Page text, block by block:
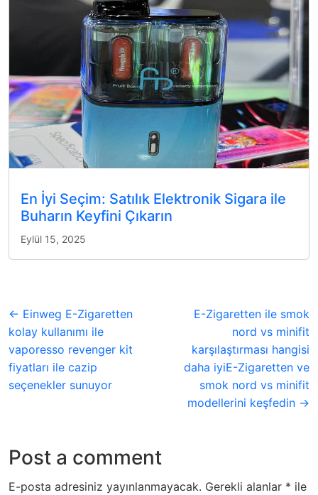
En İyi Seçim: Satılık Elektronik Sigara ile
Buharın Keyfini Çıkarın
Eylül 15, 2025
← Einweg E-Zigaretten
kolay kullanımı ile
vaporesso revenger kit
fiyatları ile cazip
seçenekler sunuyor
E-Zigaretten ile smok
nord vs minifit
karşılaştırması hangisi
daha iyiE-Zigaretten ve
smok nord vs minifit
modellerini keşfedin →
Post a comment
E-posta adresiniz yayınlanmayacak. Gerekli alanlar * ile